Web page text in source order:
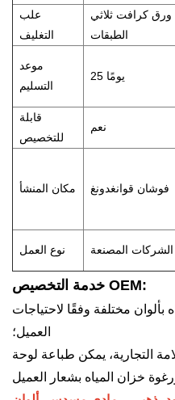
علب
التغليف
ورق كرافت ثلاثي
الطبقات
موعد
التسليم
25 يومًا
قابلة
للتخصيص
نعم
مكان المنشأ فوشان قوانغدونغ
نوع العمل الشركات المصنعة
خدمة التخصيص OEM:
مختلفة وفقًا لاحتياجات
العميل؛
التجارية، يمكن طباعة لوحة